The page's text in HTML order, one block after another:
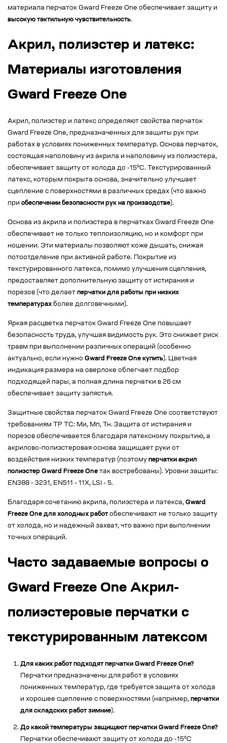
материала перчаток Gward Freeze One обеспечивает защиту и
высокую тактильную чувствительность.
Акрил, полиэстер и латекс:
Материалы изготовления
Gward Freeze One
Акрил, полиэстер и латекс определяют свойства перчаток
Gward Freeze One, предназначенных для защиты рук при
работах в условиях пониженных температур. Основа перчаток,
состоящая наполовину из акрила и наполовину из полиэстера,
обеспечивает защиту от холода до -15°C. Текстурированный
латекс, которым покрыта основа, значительно улучшает
сцепление с поверхностями в различных средах (что важно
при обеспечении безопасности рук на производстве).
Основа из акрила и полиэстера в перчатках Gward Freeze One
обеспечивает не только теплоизоляцию, но и комфорт при
ношении. Эти материалы позволяют коже дышать, снижая
потоотделение при активной работе. Покрытие из
текстурированного латекса, помимо улучшения сцепления,
предоставляет дополнительную защиту от истирания и
порезов (что делает перчатки для работы при низких
температурах более долговечными).
Яркая расцветка перчаток Gward Freeze One повышает
безопасность труда, улучшая видимость рук. Это снижает риск
травм при выполнении различных операций (особенно
актуально, если нужно Gward Freeze One купить). Цветная
индикация размера на оверлоке облегчает подбор
подходящей пары, а полная длина перчатки в 26 см
обеспечивает защиту запястья.
Защитные свойства перчаток Gward Freeze One соответствуют
требованиям ТР ТС: Ми, Мп, Тн. Защита от истирания и
порезов обеспечивается благодаря латексному покрытию, а
акрилово-полиэстеровая основа защищает руки от
воздействия низких температур (поэтому перчатки акрил
полиэстер Gward Freeze One так востребованы). Уровни защиты:
EN388 - 3231, EN511 - 11X, LSI - 5.
Благодаря сочетанию акрила, полиэстера и латекса, Gward
Freeze One для холодных работобеспечивают не только защиту
от холода, но и надежный захват, что важно при выполнении
точных операций.
Часто задаваемые вопросы о
Gward Freeze One Акрил-
полиэстеровые перчатки с
текстурированным латексом
Для каких работ подходят перчатки Gward Freeze One?
Перчатки предназначены для работ в условиях
пониженных температур, где требуется защита от холода
и хорошее сцепление с поверхностями (например, перчатки
для складских работ зимние).
До какой температуры защищают перчатки Gward Freeze One?
Перчатки обеспечивают защиту от холода до -15°C